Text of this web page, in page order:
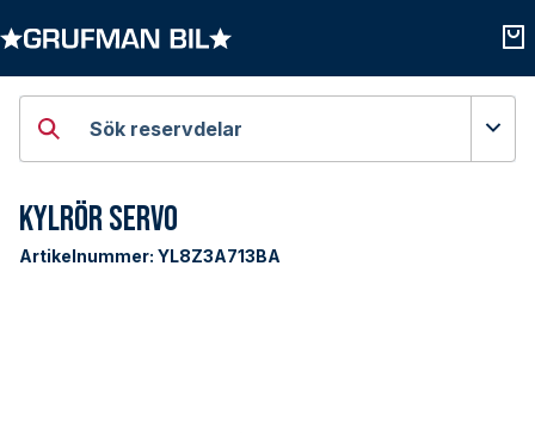
Sök reservdelar
Kylrör Servo
Artikelnummer: YL8Z3A713BA